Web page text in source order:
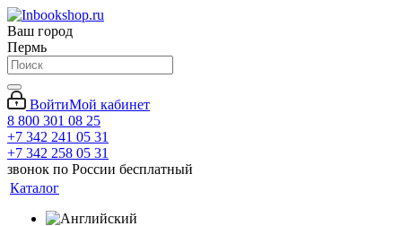
Ваш город
Пермь
ВойтиМой кабинет
8 800 301 08 25
+7 342 241 05 31
+7 342 258 05 31
звонок по России бесплатный
Каталог